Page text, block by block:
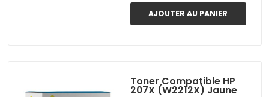
AJOUTER AU PANIER
Toner Compatible HP
207X (W2212X) Jaune